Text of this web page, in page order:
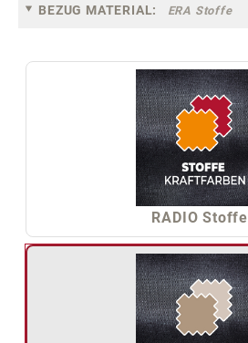
BEZUG MATERIAL: ERA Stoffe
RADIO Stoffe